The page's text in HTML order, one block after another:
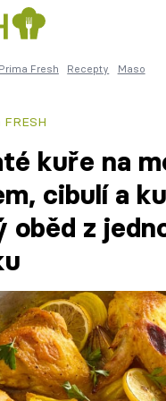
Čokoláda
Prima Fresh Recepty Maso
kuře na
cibulí a
oběd z